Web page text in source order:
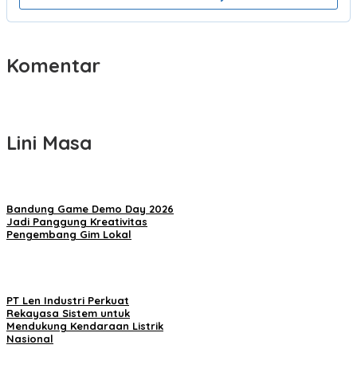
Komentar
Lini Masa
Bandung Game Demo Day 2026
Jadi Panggung Kreativitas
Pengembang Gim Lokal
PT Len Industri Perkuat
Rekayasa Sistem untuk
Mendukung Kendaraan Listrik
Nasional